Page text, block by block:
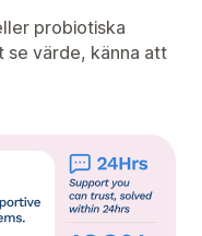
probiotiska
se värde, känna att